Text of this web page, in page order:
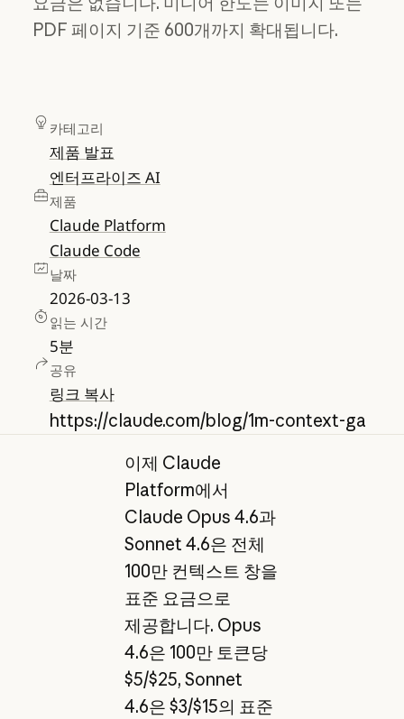
PDF 페이지 기준 600개까지 확대됩니다.
카테고리
제품 발표
엔터프라이즈 AI
제품
Claude Platform
Claude Code
날짜
2026-03-13
읽는 시간
5분
공유
링크 복사
https://claude.com/blog/1m-context-ga
이제 Claude
Platform에서
Claude Opus 4.6과
Sonnet 4.6은 전체
100만 컨텍스트 창을
표준 요금으로
제공합니다. Opus
4.6은 100만 토큰당
$5/$25, Sonnet
4.6은 $3/$15의 표준